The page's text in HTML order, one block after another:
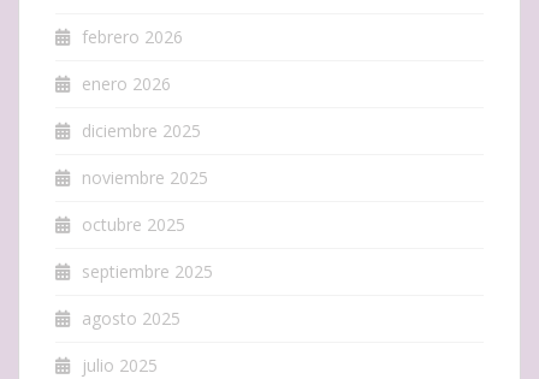
febrero 2026
enero 2026
diciembre 2025
noviembre 2025
octubre 2025
septiembre 2025
agosto 2025
julio 2025